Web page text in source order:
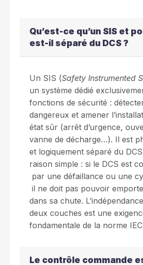
Qu’est-ce qu’un SIS et
est-il séparé du DCS ?
Un SIS (Safety Instrumented
un système dédié
fonctions de sécurité :
dangereux et amener
état sûr (arrêt d’urgence,
vanne de décharge…). Il est
et logiquement séparé du
raison simple : si le DCS est
par une défaillance ou une
il ne doit pas pouvoir
dans sa chute.
deux couches est une
fondamentale de la norme IEC
Le contrôle commande